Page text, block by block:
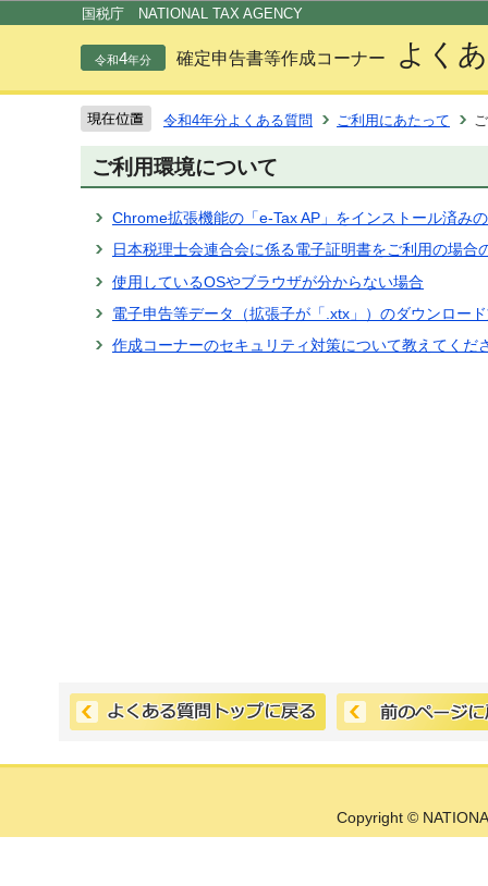
国税庁 NATIONAL TAX AGENCY
令和4年分 確定申告書等作成コーナー よく
令和4年分よくある質問 ご利用にあたって
ご利用環境について
Chrome拡張機能の「e-Tax AP」をインストール済み
日本税理士会連合会に係る電子証明書をご利用の場合
使用しているOSやブラウザが分からない場合
電子申告等データ（拡張子が「.xtx」）のダウンロー
作成コーナーのセキュリティ対策について教えてくだ
Copyright ©